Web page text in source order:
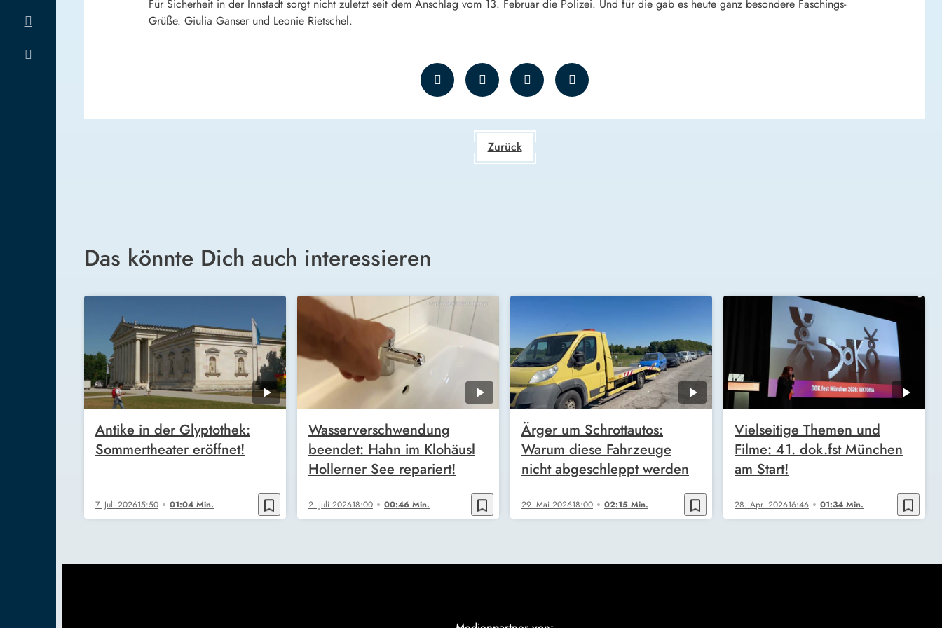
Für Sicherheit in der Innstadt sorgt nicht zuletzt seit dem Anschlag vom 13. Februar die Polizei. Und für die gab es heute ganz besondere Faschings-
Grüße. Giulia Ganser und Leonie Rietschel.
Zurück
Das könnte Dich auch interessieren
Antike in der Glyptothek:
Sommertheater eröffnet!
7. Juli 202615:50 01:04 Min. bookmark_border
Wasserverschwendung
beendet: Hahn im Klohäusl
Hollerner See repariert!
2. Juli 202618:00 00:46 Min. bookmark_border
Ärger um Schrottautos:
Warum diese Fahrzeuge
nicht abgeschleppt werden
29. Mai 202618:00 02:15 Min. bookmark_border
Vielseitige Themen und
Filme: 41. dok.fst München
am Start!
28. Apr. 202616:46 01:34 Min. bookmark_border